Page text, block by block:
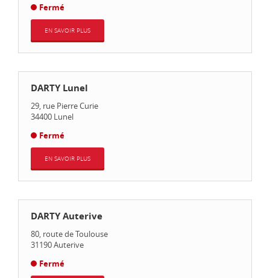
Fermé
EN SAVOIR PLUS
DARTY Lunel
29, rue Pierre Curie
34400 Lunel
Fermé
EN SAVOIR PLUS
DARTY Auterive
80, route de Toulouse
31190Auterive
Fermé